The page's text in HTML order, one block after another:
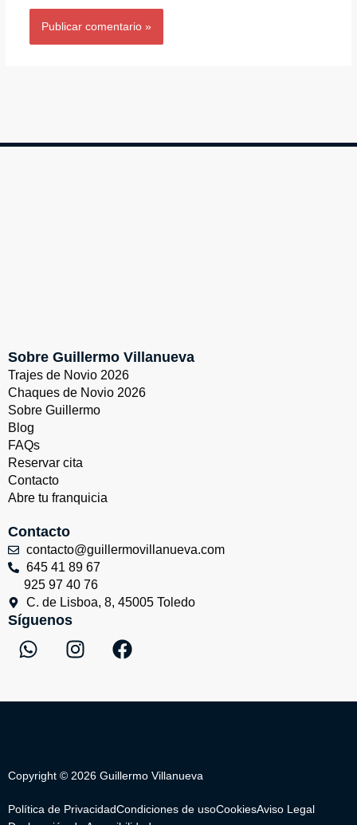
Sobre Guillermo Villanueva
Trajes de Novio 2026
Chaques de Novio 2026
Sobre Guillermo
Blog
FAQs
Reservar cita
Contacto
Abre tu franquicia
Contacto
contacto@guillermovillanueva.com
645 41 89 67
925 97 40 76
C. de Lisboa, 8, 45005 Toledo
Síguenos
W
h
t
p
I
n
t
a
F
a
e
k
Copyright © 2026 Guillermo Villanueva
Política de PrivacidadCondiciones de usoCookiesAviso Legal